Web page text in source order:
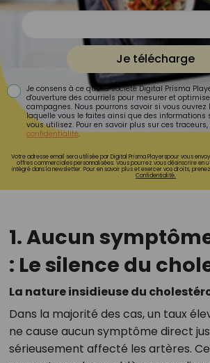
Je télécharge
Je consens à ce que la société Digital Prisma
d'ouverture des courriels pour mesurer et
campagnes. Nous pourrons savoir si vous ouvrez
laquelle vous le faites ainsi que des informations
vous utilisez. Pour en savoir plus sur ces
confidentialité.
Votre adresse email sera utilisée par Digital Prisma Playerspour vous
offres commerciales personnalisées. Vous pourrez vous désinscrire en
intégré dans la newsletter. Pour en savoir plus et exercer vos droits,
Confidentialité.
1. Aucun
: Le silence du
La nature insidieuse du
Dans la majorité des cas, un taux
ne cause aucun symptôme direct
sérieusement affecté les artères.